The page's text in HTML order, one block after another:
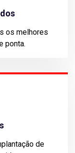
os melhores
ponta.
de